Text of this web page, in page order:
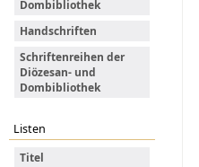
Dombibliothek
Handschriften
Schriftenreihen der
Diözesan- und
Dombibliothek
Listen
Titel